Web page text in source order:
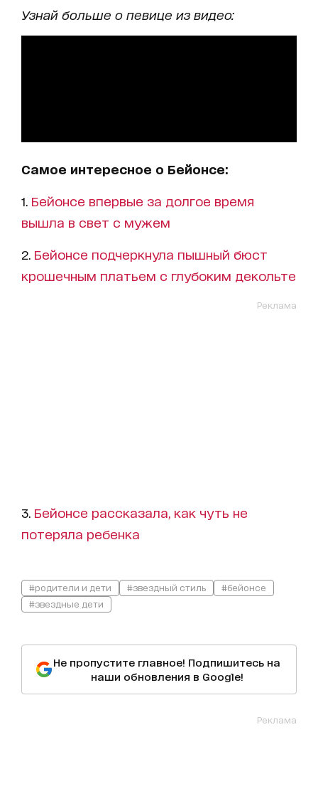
Узнай больше о певице из видео:
Самое интересное о Бейонсе:
1. Бейонсе впервые за долгое время
вышла в свет с мужем
2. Бейонсе подчеркнула пышный бюст
крошечным платьем с глубоким декольте
Реклама
3. Бейонсе рассказала, как чуть не
потеряла ребенка
#родители и дети #звездный стиль
#бейонсе
#звездные дети
Не пропустите главное! Подпишитесь на
наши обновления в Google!
Реклама